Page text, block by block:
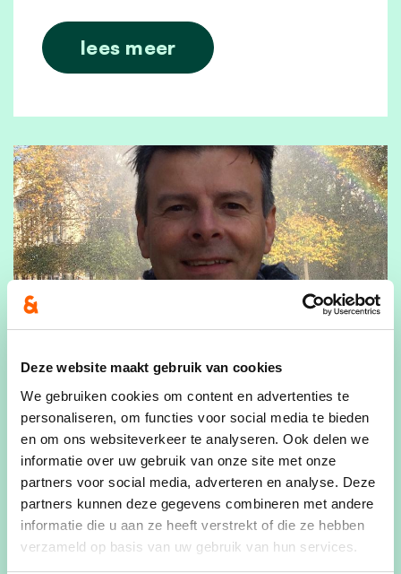
Deze website maakt gebruik van cookies
We gebruiken cookies om content en advertenties te
personaliseren, om functies voor social media te bieden
en om ons websiteverkeer te analyseren. Ook delen we
informatie over uw gebruik van onze site met onze
partners voor social media, adverteren en analyse. Deze
partners kunnen deze gegevens combineren met andere
informatie die u aan ze heeft verstrekt of die ze hebben
verzameld op basis van uw gebruik van hun services.
lees meer
Dirk Van Noten lijsttrekker
voor de
gemeenteraadsverkiezingen
29/03/23
De partijraad van cd&v Heist-op-den-Berg
heeft op 28 maart met 96% van de